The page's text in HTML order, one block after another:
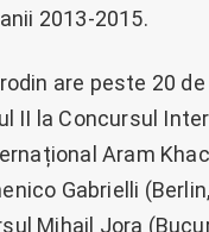
2013-2015.
are peste 20
II la Concursul
Aram
Gabrielli
Mihail Jora